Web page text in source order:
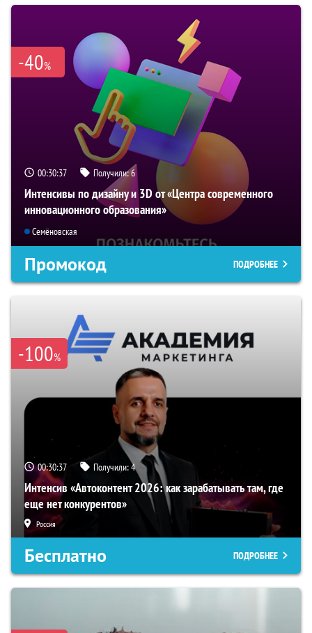
-40%
00:30:36 Получили:6
Интенсивы по дизайну и 3D от «Центра современного
инновационного образования»
Семёновская
Промокод ПОДРОБНЕЕ
-100%
00:30:36 Получили:4
Интенсив «Автоконтент 2026: как зарабатывать там, где
еще нет конкурентов»
Россия
Бесплатно ПОДРОБНЕЕ